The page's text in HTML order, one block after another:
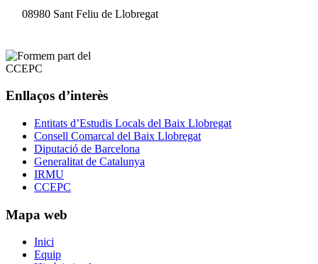
08980 Sant Feliu de Llobregat
Enllaços d’interès
Entitats d’Estudis Locals del Baix Llobregat
Consell Comarcal del Baix Llobregat
Diputació de Barcelona
Generalitat de Catalunya
IRMU
CCEPC
Mapa web
Inici
Equip